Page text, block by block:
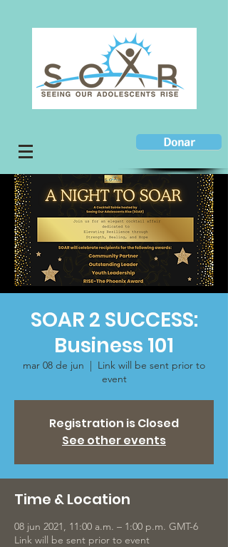
Donar
SOAR 2 SUCCESS:
Business 101
mar 08 de jun
  |
Link will be sent prior to
event
Registration is Closed
See other events
Time & Location
08 jun 2021, 11:00 a.m. – 1:00 p.m. GMT-6
Link will be sent prior to event